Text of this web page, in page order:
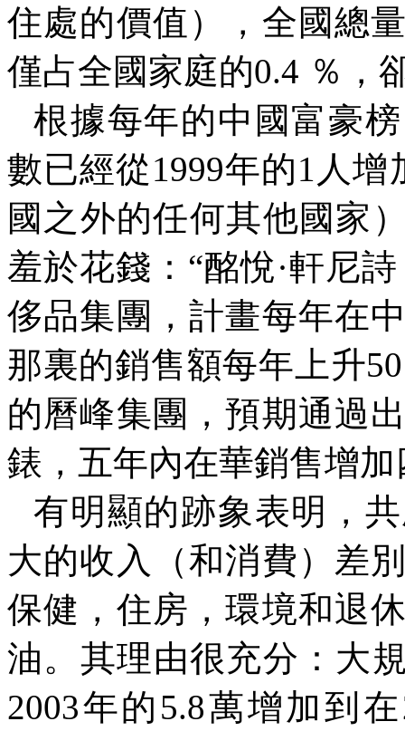
住處的價值），全國總
僅占全國家庭的0.4 ％，
根據每年的中國富豪
數已經從1999年的1 人增
國之外的任何其他國家
羞於花錢：“酩悅·軒尼
侈品集團，計畫每年在
那裏的銷售額每年上升
的曆峰集團，預期通過
錶，五年內在華銷售增加
有明顯的跡象表明，
大的收入（和消費）差
保健，住房，環境和退
油。其理由很充分：大
2003年的 5.8萬增加到在